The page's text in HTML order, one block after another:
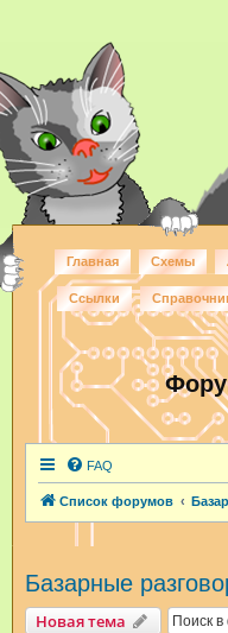
Главная Схемы
Ссылки
FAQ
Список форумов Базар
Базарные
Новая тема